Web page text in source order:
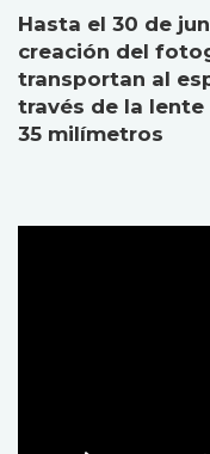
Hasta el 30 de
creación del
transportan al
través de la lente
35 milímetros